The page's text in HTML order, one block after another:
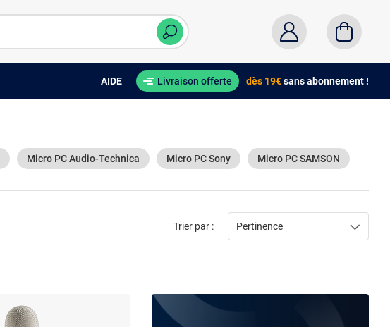
AIDE Livraison offerte dès 19€sans abonnement !
Micro PC Audio-Technica Micro PC Sony Micro PC SAMSON
Trier par : Pertinence